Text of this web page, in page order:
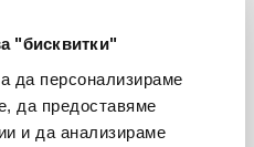
"бисквитки"
да персонализираме
да предоставяме
и да анализираме
е реализирана от
на ЗК „Лев Инс“
Спаси дете!“.